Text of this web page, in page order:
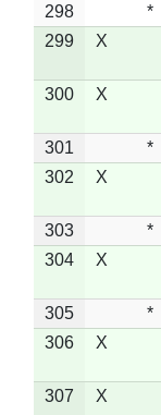
298 *
299
X
300 X
301 *
302
X
303 *
304
X
305 *
306
X
307 X